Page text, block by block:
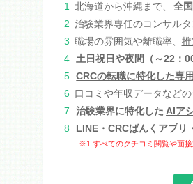
1 北海道から沖縄まで、
全
2 治験業界専任のコンサルタ
3 職場の雰囲気や離職率、
4
土日祝日や夜間（～22：00
5
CRCの転職に特化した専
6 口コミ や年収データなどの
7
治験業界に特化した AIア
8
LINE・CRCばんくアプリ
※1 すべてのクチコミ閲覧や面接